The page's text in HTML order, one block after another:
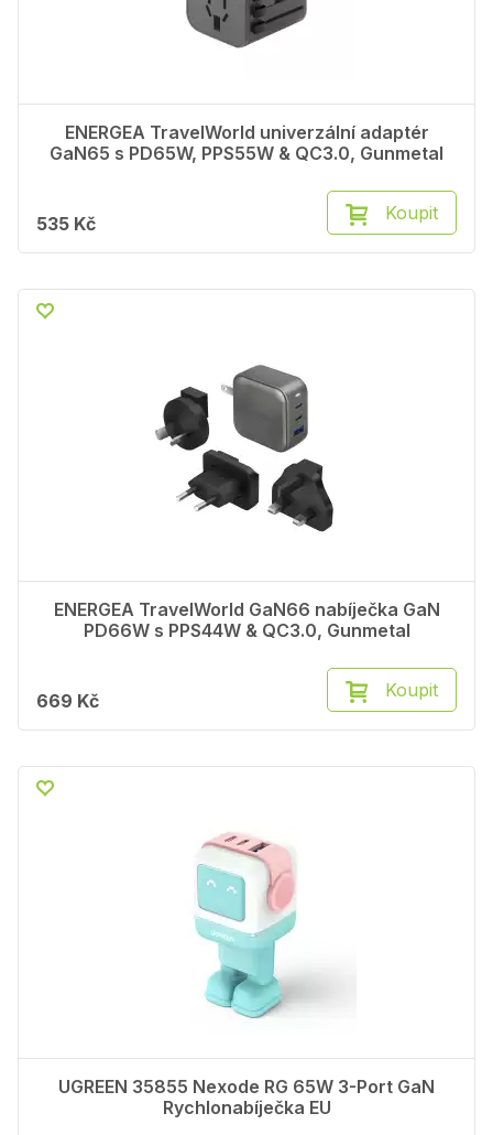
ENERGEA TravelWorld univerzální adaptér
GaN65 s PD65W, PPS55W & QC3.0, Gunmetal
535 Kč Koupit
ENERGEA TravelWorld GaN66 nabíječka GaN
PD66W s PPS44W & QC3.0, Gunmetal
669 Kč Koupit
UGREEN 35855 Nexode RG 65W 3-Port GaN
Rychlonabíječka EU